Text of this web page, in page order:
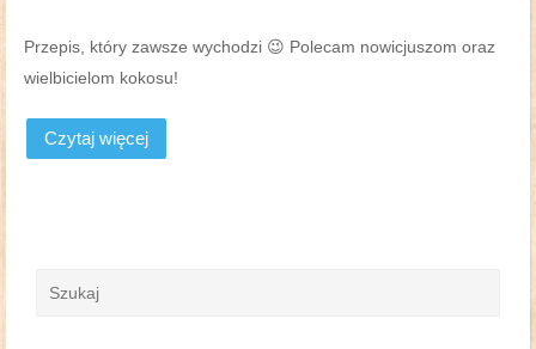
Przepis, który zawsze wychodzi 😉 Polecam nowicjuszom oraz
wielbicielom kokosu!
Czytaj więcej